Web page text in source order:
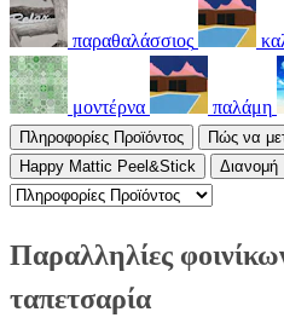
παραθαλάσσιος
μοντέρνα παλάμη
Πληροφορίες Προϊόντος Πώς να
Happy Mattic Peel&Stick
Διανομή
Παραλληλίες
ταπετσαρία